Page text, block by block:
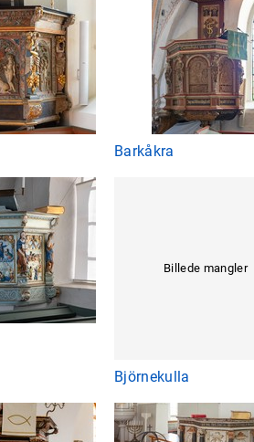
Barkåkra
Billede mangler
Björnekulla